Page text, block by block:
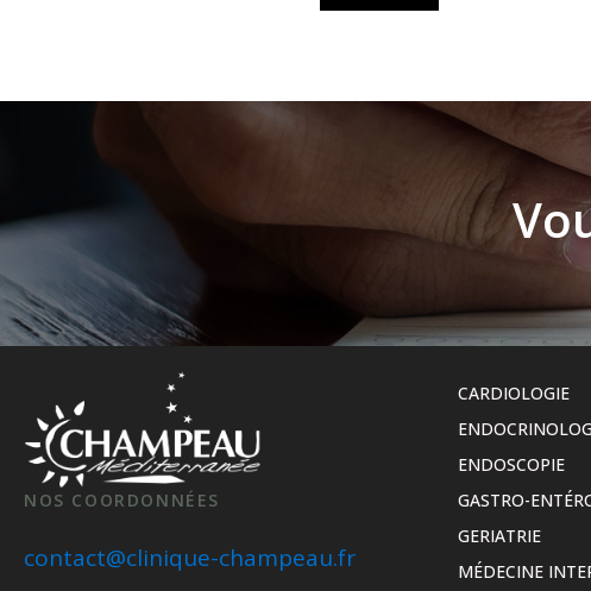
NOS COORDONNÉES
contact@clinique-champeau.fr
CARDIOLOGIE
ENDOSCOPIE
GASTRO-
GERIATRIE
MÉDECINE